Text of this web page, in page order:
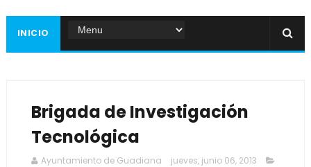
INICIO
Brigada de Investigación
Tecnológica
Ayuntamiento de Guadiana
jueves, junio 06, 2013